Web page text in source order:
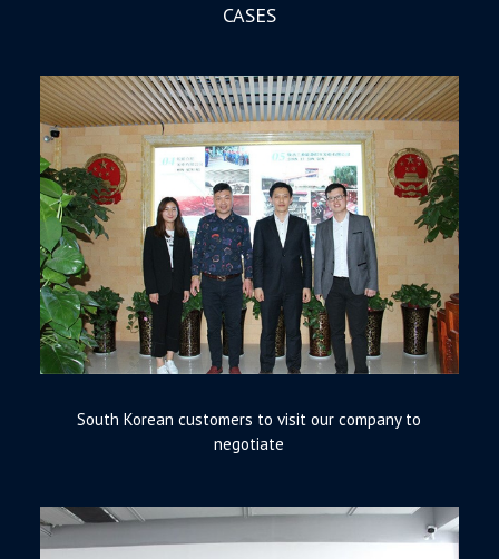
CASES
South Korean customers to visit our company to
negotiate